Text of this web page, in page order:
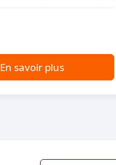
En savoir plus